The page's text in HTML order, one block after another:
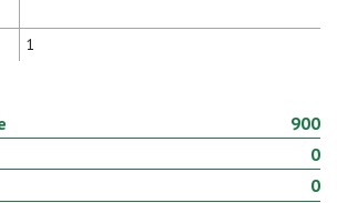
1
900
0
0